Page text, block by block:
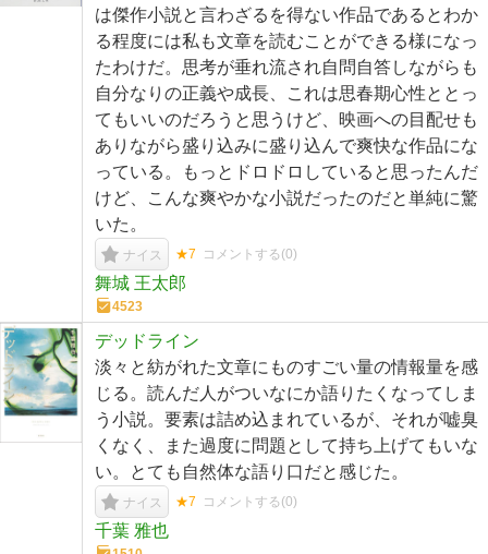
は傑作小説と言わざるを得ない作品であるとわか
る程度には私も文章を読むことができる様になっ
たわけだ。思考が垂れ流され自問自答しながらも
自分なりの正義や成長、これは思春期心性ととっ
てもいいのだろうと思うけど、映画への目配せも
ありながら盛り込みに盛り込んで爽快な作品にな
っている。もっとドロドロしていると思ったんだ
けど、こんな爽やかな小説だったのだと単純に驚
いた。
ナイス ★7 コメントする(0)
舞城 王太郎
4523
デッドライン
淡々と紡がれた文章にものすごい量の情報量を感
じる。読んだ人がついなにか語りたくなってしま
う小説。要素は詰め込まれているが、それが嘘臭
くなく、また過度に問題として持ち上げてもいな
い。とても自然体な語り口だと感じた。
ナイス ★7 コメントする(0)
千葉 雅也